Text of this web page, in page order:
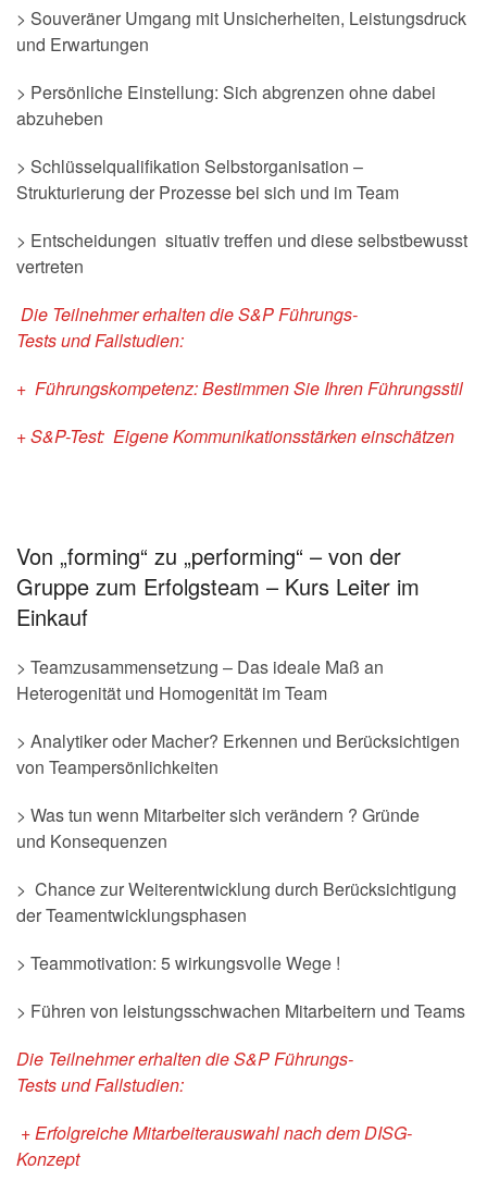
> Souveräner Umgang mit Unsicherheiten, Leistungsdruck
und Erwartungen
> Persönliche Einstellung: Sich abgrenzen ohne dabei
abzuheben
> Schlüsselqualifikation Selbstorganisation –
Strukturierung der Prozesse bei sich und im Team
> Entscheidungen situativ treffen und diese selbstbewusst
vertreten
Die Teilnehmer erhalten dieS&P Führungs-
TestsundFallstudien:
+ Führungskompetenz: Bestimmen Sie Ihren Führungsstil
+ S&P-Test: Eigene Kommunikationsstärken einschätzen
Von „forming“ zu „performing“ – von der
Gruppe zum Erfolgsteam – Kurs Leiter im
Einkauf
> Teamzusammensetzung – Das ideale Maß an
Heterogenität und Homogenität im Team
> Analytiker oder Macher? Erkennen und Berücksichtigen
von Teampersönlichkeiten
> Was tun wenn Mitarbeiter sich verändern ? Gründe
und Konsequenzen
> Chance zur Weiterentwicklung durch Berücksichtigung
der Teamentwicklungsphasen
> Teammotivation: 5 wirkungsvolle Wege !
> Führen von leistungsschwachen Mitarbeitern und Teams
Die Teilnehmer erhalten dieS&P Führungs-
TestsundFallstudien:
+ Erfolgreiche Mitarbeiterauswahl nach dem DISG-
Konzept